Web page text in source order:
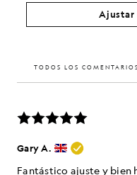
Ajustar